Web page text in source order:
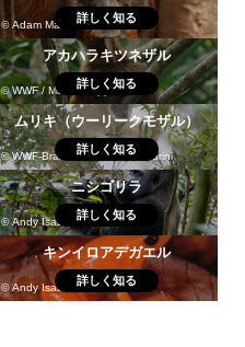
© Adam Mallon
詳しく知る
© WWF / Martina Lippuner
アカハラキツネザル
詳しく知る
© WWF-Brazil / Adriano Gambarini
ムリキ（ウーリークモザル）
詳しく知る
© Andy Isaacson / WWF-US
ニシゴリラ
詳しく知る
© Andy Isaacson / WWF-US
キンイロアデガエル
詳しく知る